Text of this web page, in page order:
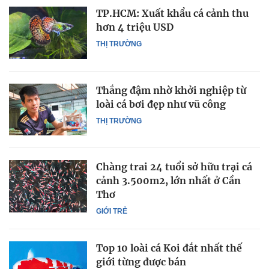
THỊ TRƯỜNG
TP.HCM: Xuất khẩu cá cảnh thu
hơn 4 triệu USD
THỊ TRƯỜNG
Thắng đậm nhờ khởi nghiệp từ
loài cá bơi đẹp như vũ công
GIỚI TRẺ
Chàng trai 24 tuổi sở hữu trại cá
cảnh 3.500m2, lớn nhất ở Cần
Thơ
Top 10 loài cá Koi đắt nhất thế
giới từng được bán